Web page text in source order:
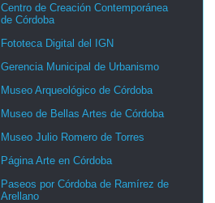
Centro de Creación Contemporánea
de Córdoba
Fototeca Digital del IGN
Gerencia Municipal de Urbanismo
Museo Arqueológico de Córdoba
Museo de Bellas Artes de Córdoba
Museo Julio Romero de Torres
Página Arte en Córdoba
Paseos por Córdoba de Ramírez de
Arellano